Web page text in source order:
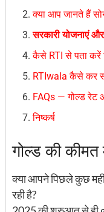
क्या आप जानते हैं
सरकारी योजनाएं
कैसे RTI से पता करें
RTIwala कैसे कर
FAQs — गोल्ड रेट
निष्कर्ष
गोल्ड की
क्या आपने पिछले कुछ
रही है?